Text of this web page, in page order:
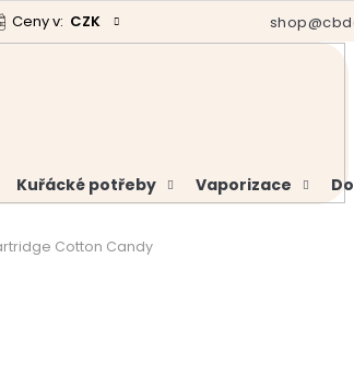
Analýzy a certifikáty Hodnocení obchodu
Ceny v: CZK
Kuřácké potřeby Vaporizace
Cotton Candy